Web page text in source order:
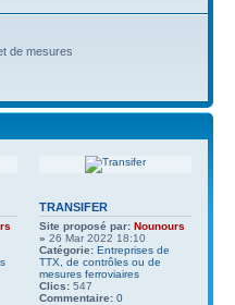
de mesures
TRANSIFER
Site proposé par: Nounours
» 26 Mar 2022 18:10
Catégorie: Entreprises de
TTX, de contrôles ou de
mesures ferroviaires
Clics: 547
Commentaire: 0